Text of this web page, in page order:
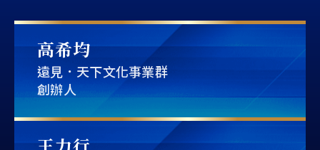
高希均
遠見．天下文化事業群
創辦人